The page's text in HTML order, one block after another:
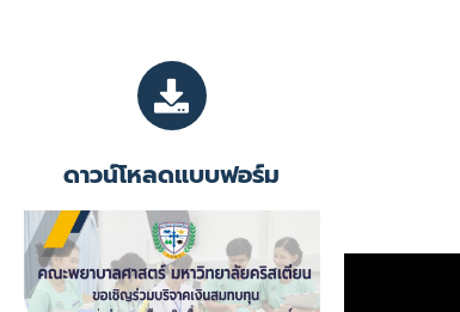
ดาวน์โหลดแบบฟอร์ม